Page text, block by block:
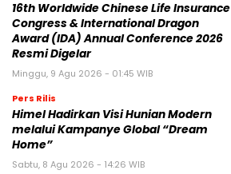
16th Worldwide Chinese Life Insurance
Congress & International Dragon
Award (IDA) Annual Conference 2026
Resmi Digelar
Minggu, 9 Agu 2026 - 01:45 WIB
Pers Rilis
Himel Hadirkan Visi Hunian Modern
melalui Kampanye Global “Dream
Home”
Sabtu, 8 Agu 2026 - 14:26 WIB